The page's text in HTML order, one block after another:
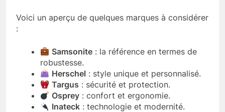
Voici un aperçu de quelques marques à considérer
:
Samsonite : la référence en termes de
robustesse.
Herschel : style unique et personnalisé.
Targus : sécurité et protection.
Osprey : confort et ergonomie.
Inateck : technologie et modernité.